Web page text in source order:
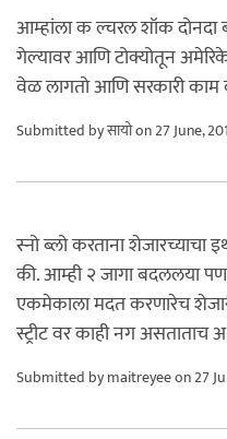
आम्हांला क ल्चरल शॉक दोनदा
गेल्यावर आणि टोक्योतून
वेळ लागतो आणि सरकारी काम
Submitted byसायोon 27 June,
स्नो ब्लो करताना
की. आम्ही २ जागा बदललया पण
एकमेकाला मदत करणारेच
स्ट्रीट वर काही नग असताताच
Submitted bymaitreyeeon 27